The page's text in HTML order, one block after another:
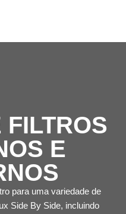
E
para uma variedade de
Side By Side, incluindo